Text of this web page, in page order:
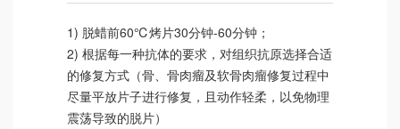
1) 脱蜡前60℃烤片30分钟-60分钟；
2) 根据每一种抗体的要求，对组织抗原选择合适
的修复方式（骨、骨肉瘤及软骨肉瘤修复过程中
尽量平放片子进行修复，且动作轻柔，以免物理
震荡导致的脱片）